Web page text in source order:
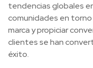
tendencias globales
comunidades en
marca y propiciar
clientes se han
éxito.